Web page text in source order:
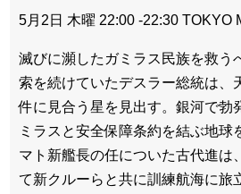
5月2日 木曜 22:00 -22:30 TOKYO
滅びに瀕したガミラス民族を救う
索を続けていたデスラー総統は、
件に見合う星を見出す。銀河で勃
ミラスと安全保障条約を結ぶ地球
マト新艦長の任についた古代進は
て新クルーらと共に訓練航海に旅